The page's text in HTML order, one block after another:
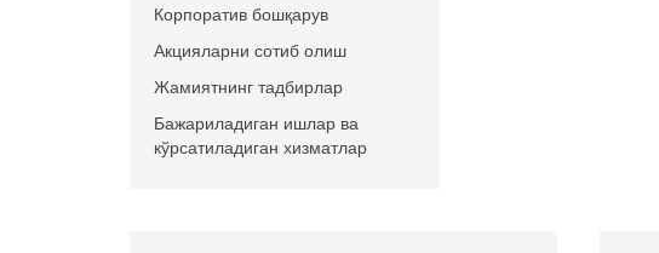
Корпоратив бошқарув
Акцияларни сотиб олиш
Жамиятнинг тадбирлар
Бажариладиган ишлар ва
кўрсатиладиган хизматлар